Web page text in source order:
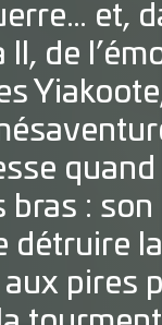
et,
II, de
bras :
détruire
pires